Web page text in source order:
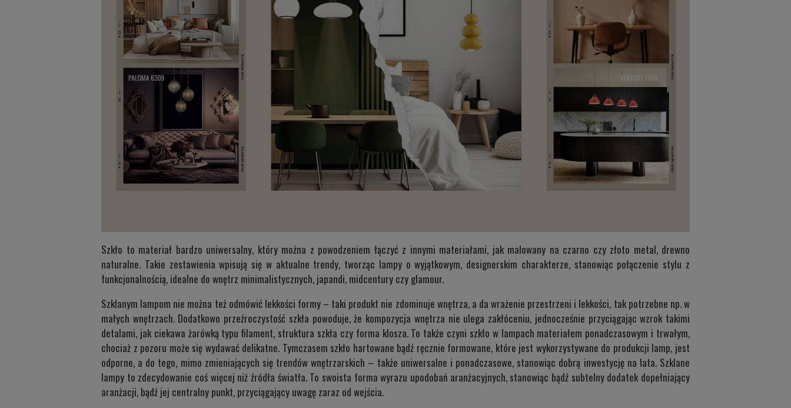
Szkło to materiał bardzo uniwersalny, który można z powodzeniem łączyć z innymi materiałami, jak malowany na czarno czy złoto metal, drewno
naturalne. Takie zestawienia wpisują się w aktualne trendy, tworząc lampy o wyjątkowym, designerskim charakterze, stanowiąc połączenie stylu z
funkcjonalnością, idealne do wnętrz minimalistycznych, japandi, midcentury czy glamour.
Szklanym lampom nie można też odmówić lekkości formy – taki produkt nie zdominuje wnętrza, a da wrażenie przestrzeni i lekkości, tak potrzebne np. w
małych wnętrzach. Dodatkowo przeźroczystość szkła powoduje, że kompozycja wnętrza nie ulega zakłóceniu, jednocześnie przyciągając wzrok takimi
detalami, jak ciekawa żarówką typu filament, struktura szkła czy forma klosza. To także czyni szkło w lampach materiałem ponadczasowym i trwałym,
chociaż z pozoru może się wydawać delikatne. Tymczasem szkło hartowane bądź ręcznie formowane, które jest wykorzystywane do produkcji lamp, jest
odporne, a do tego, mimo zmieniających się trendów wnętrzarskich – także uniwersalne i ponadczasowe, stanowiąc dobrą inwestycję na lata. Szklane
lampy to zdecydowanie coś więcej niż źródła światła. To swoista forma wyrazu upodobań aranżacyjnych, stanowiąc bądź subtelny dodatek dopełniający
aranżacji, bądź jej centralny punkt, przyciągający uwagę zaraz od wejścia.